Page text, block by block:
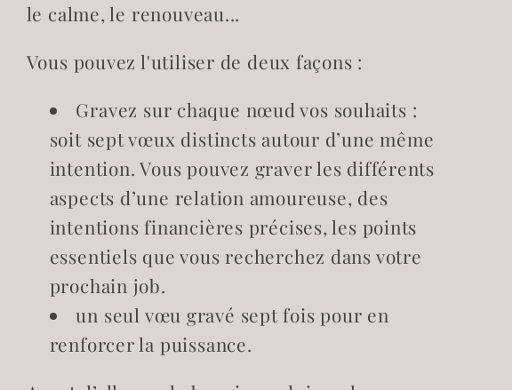
le calme, le renouveau...
Vous pouvez l'utiliser de deux façons :
Gravez sur chaque nœud vos souhaits :
soit sept vœux distincts autour d’une même
intention. Vous pouvez graver les différents
aspects d’une relation amoureuse, des
intentions financières précises, les points
essentiels que vous recherchez dans votre
prochain job.
un seul vœu gravé sept fois pour en
renforcer la puissance.